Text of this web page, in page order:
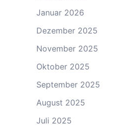
Januar 2026
Dezember 2025
November 2025
Oktober 2025
September 2025
August 2025
Juli 2025